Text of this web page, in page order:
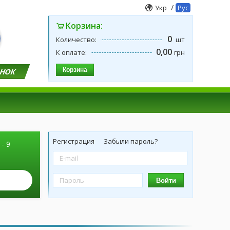
Укр / Рус
Корзина:
Количество: 0 шт
К оплате:
0,00 грн
Корзина
9
Регистрация Забыли пароль?
Войти